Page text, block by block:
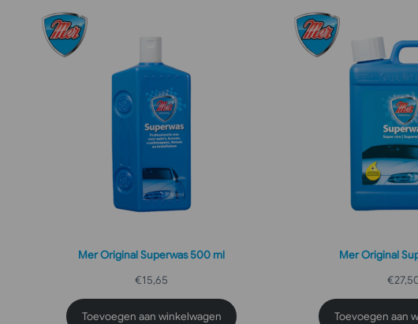
Mer Original Superwas 500 ml
€15,65
Toevoegen aan winkelwagen
Mer Original
€
Toevoegen aan